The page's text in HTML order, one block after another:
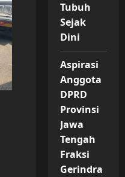
Tubuh
Sejak
Dini
Aspirasi
Anggota
DPRD
Provinsi
Jawa
Tengah
Fraksi
Gerindra